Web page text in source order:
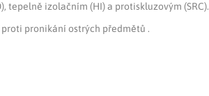
tepelně izolačním (HI) a protiskluzovým (SRC).
pronikání ostrých předmětů .